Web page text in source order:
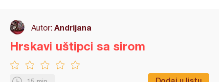
Autor: Andrijana
Hrskavi uštipci sa sirom